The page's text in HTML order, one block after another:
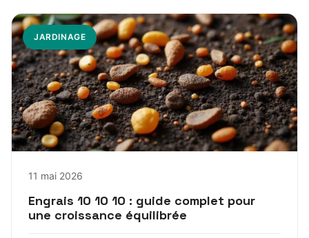
JARDINAGE
11 mai 2026
Engrais 10 10 10 : guide complet pour
une croissance équilibrée